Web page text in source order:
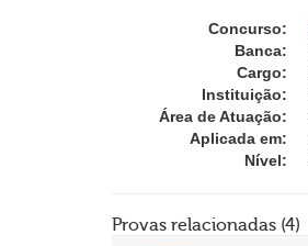
Concurso:
Banca:
Cargo:
Instituição:
Área de Atuação:
Aplicada em:
Nível:
Provas relacionadas (4)